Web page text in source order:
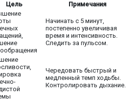
Цель Примечания
Начинать с 5 минут,
постепенно увеличивая
время и интенсивность.
Следить за пульсом.
Чередовать быстрый и
медленный темп ходьбы.
Контролировать дыхание.